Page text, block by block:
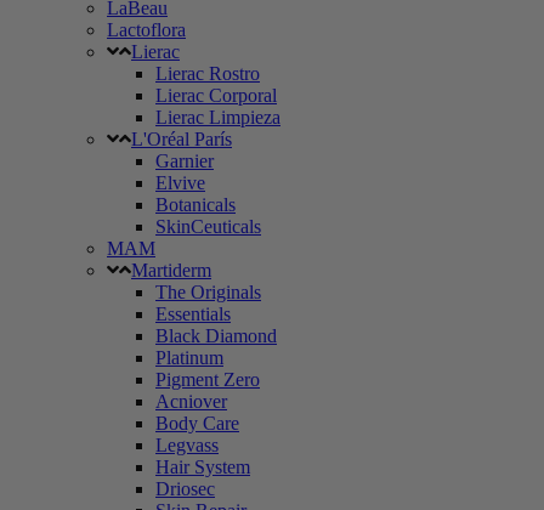
LaBeau
Lactoflora
Lierac
Lierac Rostro
Lierac Corporal
Lierac Limpieza
L'Oréal París
Garnier
Elvive
Botanicals
SkinCeuticals
MAM
Martiderm
The Originals
Essentials
Black Diamond
Platinum
Pigment Zero
Acniover
Body Care
Legvass
Hair System
Driosec